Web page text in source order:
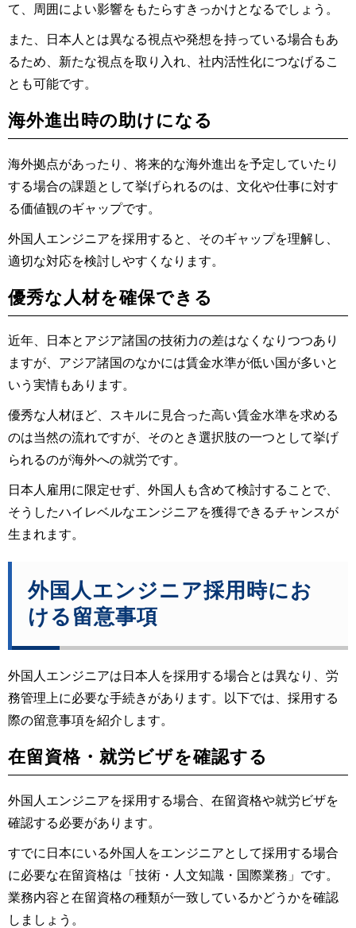
て、周囲によい影響をもたらすきっかけとなるでしょう。
また、日本人とは異なる視点や発想を持っている場合もあ
るため、新たな視点を取り入れ、社内活性化につなげるこ
とも可能です。
海外進出時の助けになる
海外拠点があったり、将来的な海外進出を予定していたり
する場合の課題として挙げられるのは、文化や仕事に対す
る価値観のギャップです。
外国人エンジニアを採用すると、そのギャップを理解し、
適切な対応を検討しやすくなります。
優秀な人材を確保できる
近年、日本とアジア諸国の技術力の差はなくなりつつあり
ますが、アジア諸国のなかには賃金水準が低い国が多いと
いう実情もあります。
優秀な人材ほど、スキルに見合った高い賃金水準を求める
のは当然の流れですが、そのとき選択肢の一つとして挙げ
られるのが海外への就労です。
日本人雇用に限定せず、外国人も含めて検討することで、
そうしたハイレベルなエンジニアを獲得できるチャンスが
生まれます。
外国人エンジニア採用時にお
ける留意事項
外国人エンジニアは日本人を採用する場合とは異なり、労
務管理上に必要な手続きがあります。以下では、採用する
際の留意事項を紹介します。
在留資格・就労ビザを確認する
外国人エンジニアを採用する場合、在留資格や就労ビザを
確認する必要があります。
すでに日本にいる外国人をエンジニアとして採用する場合
に必要な在留資格は「技術・人文知識・国際業務」です。
業務内容と在留資格の種類が一致しているかどうかを確認
しましょう。